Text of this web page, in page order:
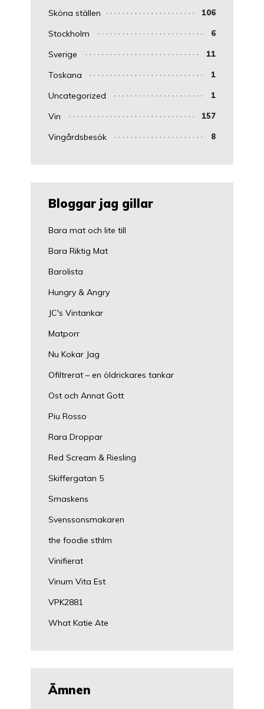
Sköna ställen 106
Stockholm 6
Sverige 11
Toskana 1
Uncategorized 1
Vin 157
Vingårdsbesök 8
Bloggar jag gillar
Bara mat och lite till
Bara Riktig Mat
Barolista
Hungry & Angry
JC's Vintankar
Matporr
Nu Kokar Jag
Ofiltrerat – en öldrickares tankar
Ost och Annat Gott
Piu Rosso
Rara Droppar
Red Scream & Riesling
Skiffergatan 5
Smaskens
Svenssonsmakaren
the foodie sthlm
Vinifierat
Vinum Vita Est
VPK2881
What Katie Ate
Ämnen